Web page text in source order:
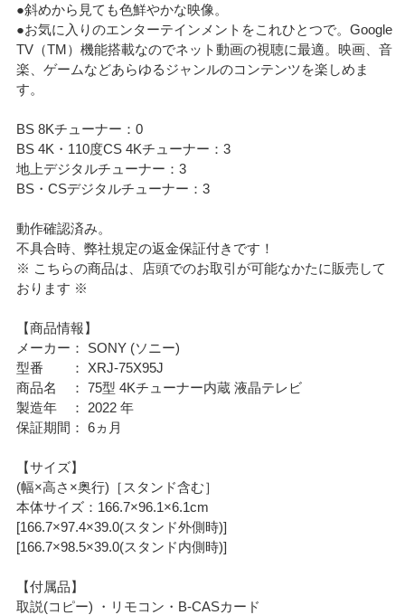
●斜めから見ても色鮮やかな映像。
●お気に入りのエンターテインメントをこれひとつで。Google
TV（TM）機能搭載なのでネット動画の視聴に最適。映画、音
楽、ゲームなどあらゆるジャンルのコンテンツを楽しめま
す。
BS 8Kチューナー：0
BS 4K・110度CS 4Kチューナー：3
地上デジタルチューナー：3
BS・CSデジタルチューナー：3
動作確認済み。
不具合時、弊社規定の返金保証付きです！
※ こちらの商品は、店頭でのお取引が可能なかたに販売して
おります ※
【商品情報】
メーカー： SONY (ソニー)
型番 ： XRJ-75X95J
商品名 ： 75型 4Kチューナー内蔵 液晶テレビ
製造年 ： 2022 年
保証期間： 6ヵ月
【サイズ】
(幅×高さ×奥行)［スタンド含む］
本体サイズ：166.7×96.1×6.1cm
[166.7×97.4×39.0(スタンド外側時)]
[166.7×98.5×39.0(スタンド内側時)]
【付属品】
取説(コピー) ・リモコン・B-CASカード